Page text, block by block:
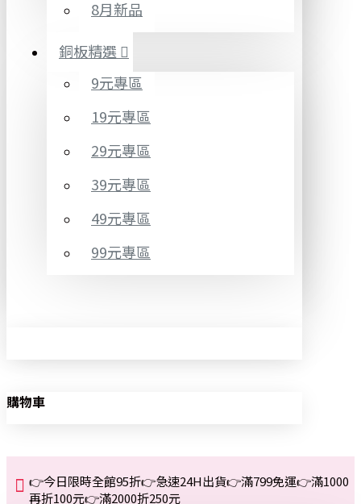
8月新品
銅板精選
9元專區
19元專區
29元專區
39元專區
49元專區
99元專區
購物車
👉今日限時全館95折👉急速24H出貨👉滿799免運👉滿1000
再折100元👉滿2000折250元